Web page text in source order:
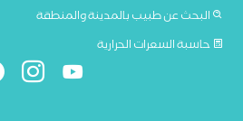
البحث عن طبيب بالمدينة والمنطقة
حاسبة السعرات الحرارية